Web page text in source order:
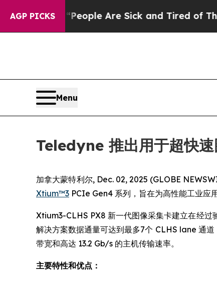
AGP PICKS
Win: “People Are Sick and Tired of This
Menu
Teledyne 推出用于超快
加拿大蒙特利尔, Dec. 02, 2025 (GLOBE
Xtium™3 PCIe Gen4 系列，旨在为高性能工业应
Xtium3-CLHS PX8 新一代图像采集卡建立在经过
解决方案数据通量可达到最多7个 CLHS lane 通
带宽和高达 13.2 Gb/s 的主机传输速率。
主要特性和优点：